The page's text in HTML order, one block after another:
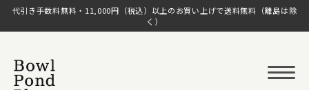
代引き手数料無料・11,000円（税込）以上のお買い上げで送料無料（離島は除
く）